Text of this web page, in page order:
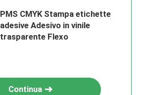
PMS CMYK Stampa etichette
adesive Adesivo in vinile
trasparente Flexo
Continua